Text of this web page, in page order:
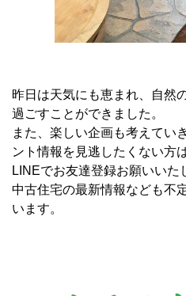
昨日は天気にも恵まれ、自然
過ごすことができました。
また、楽しい企画も考えてい
ント情報を見逃したくない方
LINEでお友達登録お願いいた
中古住宅の最新情報なども不
います。